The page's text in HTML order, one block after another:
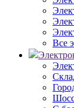
Все